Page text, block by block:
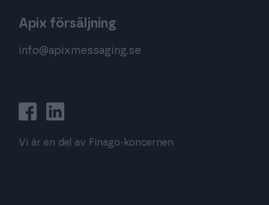
Apix försäljning
info@apixmessaging.se
Vi är en del av Finago-koncernen